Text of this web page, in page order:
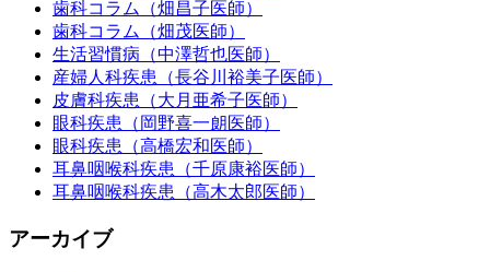
歯科コラム（畑昌子医師）
歯科コラム（畑茂医師）
生活習慣病（中澤哲也医師）
産婦人科疾患（長谷川裕美子医師）
皮膚科疾患（大月亜希子医師）
眼科疾患（岡野喜一朗医師）
眼科疾患（高橋宏和医師）
耳鼻咽喉科疾患（千原康裕医師）
耳鼻咽喉科疾患（高木太郎医師）
アーカイブ